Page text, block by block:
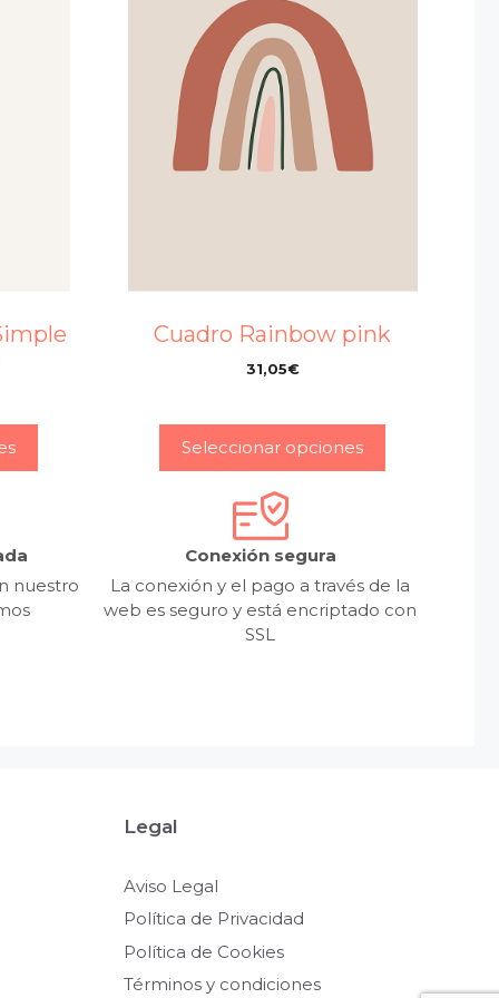
Cuadro Rainbow pink
31,05€
Seleccionar opciones
nuestro
Conexión segura
La conexión y el pago a través de la
web es seguro y está encriptado con
SSL
Legal
Aviso Legal
Política de Privacidad
Política de Cookies
Términos y condiciones